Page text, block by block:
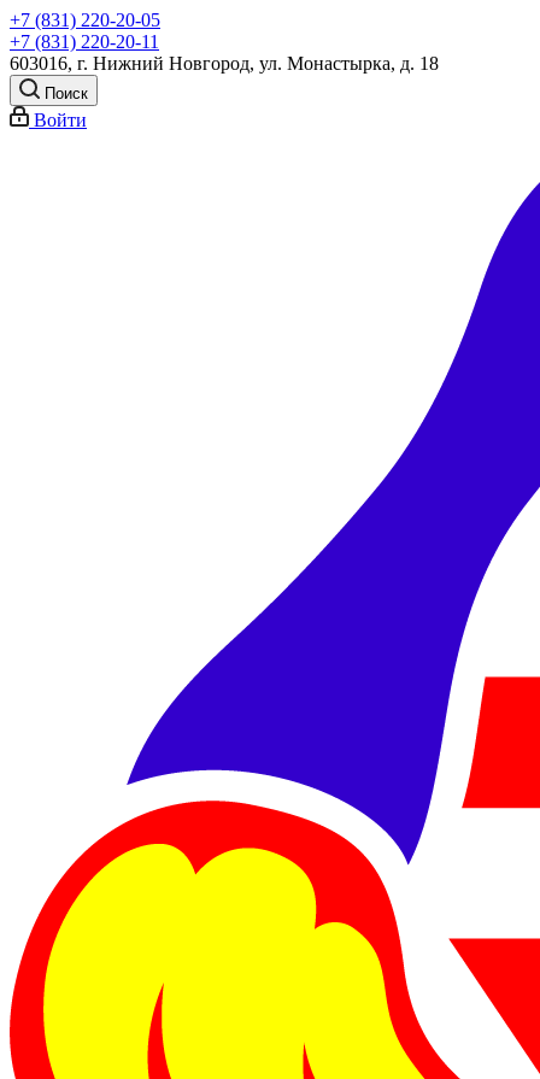
+7 (831) 220-20-05
+7 (831) 220-20-11
603016, г. Нижний Новгород, ул. Монастырка, д. 18
Поиск
Войти